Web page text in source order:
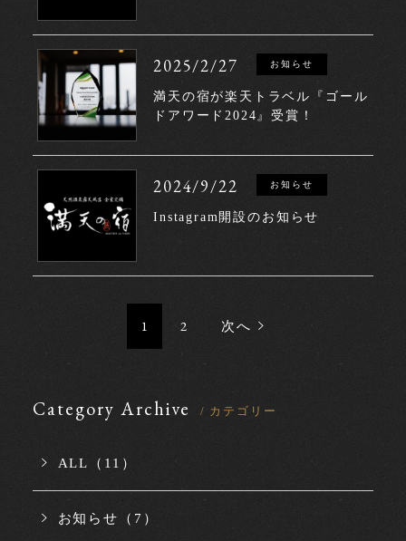
2025/2/27 お知らせ
満天の宿が楽天トラベル『ゴール
ドアワード2024』受賞！
2024/9/22 お知らせ
Instagram開設のお知らせ
1 2 次へ
Category Archive / カテゴリー
ALL（11）
お知らせ（7）